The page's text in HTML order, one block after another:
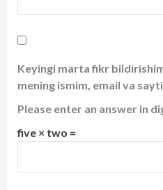
Keyingi marta fikr
mening ismim, email va
Please enter an answer in
five × two =